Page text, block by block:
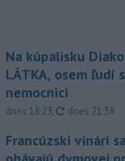
Na kúpalisku
LÁTKA, osem ľudí
nemocnici
dnes 18:23, aktualizované
dnes 21:38
Francúzski vinári